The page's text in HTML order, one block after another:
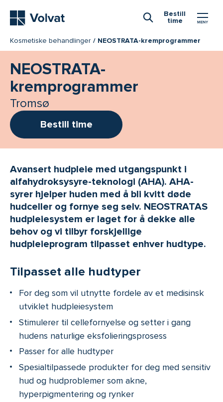
Bestill
time
Kosmetiske behandlinger NEOSTRATA-kremprogrammer
NEOSTRATA-
kremprogrammer
Tromsø
Bestill time
Avansert hudpleie med utgangspunkt i
alfahydroksysyre-teknologi (AHA). AHA-
syrer hjelper huden med å bli kvitt døde
hudceller og fornye seg selv. NEOSTRATAS
hudpleiesystem er laget for å dekke alle
behov og vi tilbyr forskjellige
hudpleieprogram tilpasset enhver hudtype.
Tilpasset alle hudtyper
For deg som vil utnytte fordele av et medisinsk
utviklet hudpleiesystem
Stimulerer til cellefornyelse og setter i gang
hudens naturlige eksfolieringsprosess
Passer for alle hudtyper
Spesialtilpassede produkter for deg med sensitiv
hud og hudproblemer som akne,
hyperpigmentering og rynker